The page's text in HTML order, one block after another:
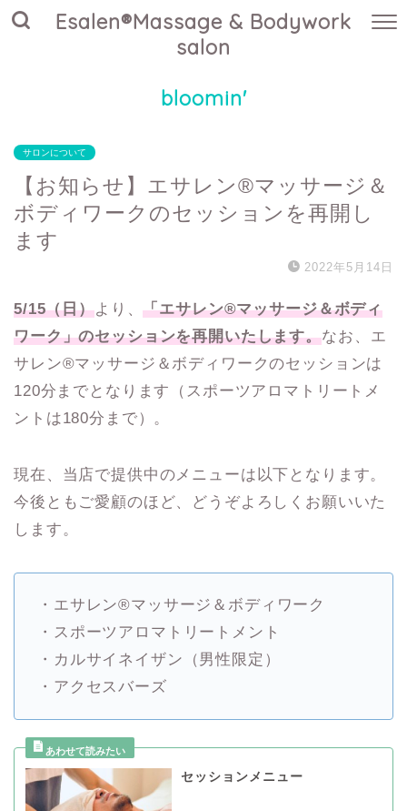
Esalen®Massage & Bodywork
salon
bloomin'
サロンについて
【お知らせ】エサレン®マッサージ＆
ボディワークのセッションを再開し
ます
2022年5月14日
5/15（日）より、「エサレン®マッサージ＆ボディ
ワーク」のセッションを再開いたします。なお、エ
サレン®マッサージ＆ボディワークのセッションは
120分までとなります（スポーツアロマトリートメ
ントは180分まで）。
現在、当店で提供中のメニューは以下となります。
今後ともご愛顧のほど、どうぞよろしくお願いいた
します。
・エサレン®マッサージ＆ボディワーク
・スポーツアロマトリートメント
・カルサイネイザン（男性限定）
・アクセスバーズ
セッションメニュー